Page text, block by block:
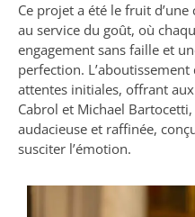
Ce projet a été le fruit
au service du goût, où
engagement sans faille et
perfection.
attentes initiales, offrant
Cabrol et Michael
audacieuse et raffinée,
susciter l’émotion.